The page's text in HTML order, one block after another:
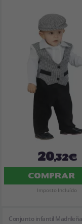
compras rapidamente
pedidos e
Vá em
20,32€
COMPRAR
Imposto Incluído
Conjunto infantil